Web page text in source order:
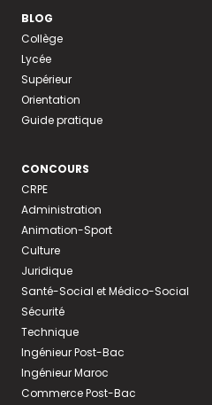
BLOG
Collège
Lycée
Supérieur
Orientation
Guide pratique
CONCOURS
CRPE
Administration
Animation-Sport
Culture
Juridique
Santé-Social et Médico-Social
Sécurité
Technique
Ingénieur Post-Bac
Ingénieur Maroc
Commerce Post-Bac